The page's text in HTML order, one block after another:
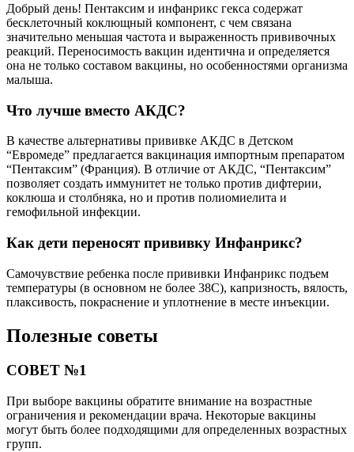
Добрый день! Пентаксим и инфанрикс гекса содержат
бесклеточный коклющный компонент, с чем связана
значительно меньшая частота и выраженность прививочных
реакций. Переносимость вакцин идентична и определяется
она не только составом вакцины, но особенностями организма
малыша.
Что лучше вместо АКДС?
В качестве альтернативы прививке АКДС в Детском
“Евромеде” предлагается вакцинация импортным препаратом
“Пентаксим” (Франция). В отличие от АКДС, “Пентаксим”
позволяет создать иммунитет не только против дифтерии,
коклюша и столбняка, но и против полиомиелита и
гемофильной инфекции.
Как дети переносят прививку Инфанрикс?
Самочувствие ребенка после прививки Инфанрикс подъем
температуры (в основном не более 38С), капризность, вялость,
плаксивость, покраснение и уплотнение в месте инъекции.
Полезные советы
СОВЕТ №1
При выборе вакцины обратите внимание на возрастные
ограничения и рекомендации врача. Некоторые вакцины
могут быть более подходящими для определенных возрастных
групп.